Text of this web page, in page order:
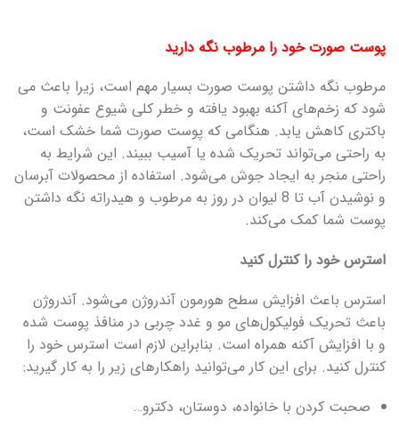
پوست صورت خود را مرطوب نگه دارید
مرطوب نگه داشتن پوست صورت بسیار مهم است، زیرا باعث می
شود که زخم‌های آکنه بهبود یافته و خطر کلی شیوع عفونت و
باکتری کاهش یابد. هنگامی که پوست صورت شما خشک است،
به راحتی می‌تواند تحریک شده یا آسیب ببیند. این شرایط به
راحتی منجر به ایجاد جوش می‌شود. استفاده از محصولات آبرسان
و نوشیدن آب تا 8 لیوان در روز به مرطوب و هیدراته نگه داشتن
پوست شما کمک می‌کند.
استرس خود را کنترل کنید
استرس باعث افزایش سطح هورمون آندروژن می‌شود. آندروژن
باعث تحریک فولیکول‌های مو و غدد چربی در منافذ پوست شده
و با افزایش آکنه همراه است. بنابراین لازم است استرس خود را
کنترل کنید. برای این کار می‌توانید راهکارهای زیر را به کار گیرید:
صحبت کردن با خانواده، دوستان، دکترو…